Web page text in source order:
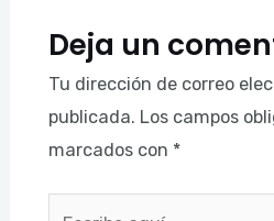
Deja un
Tu dirección de correo
publicada. Los campos
marcados con *